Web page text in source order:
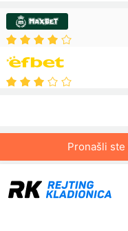
Pronašli ste